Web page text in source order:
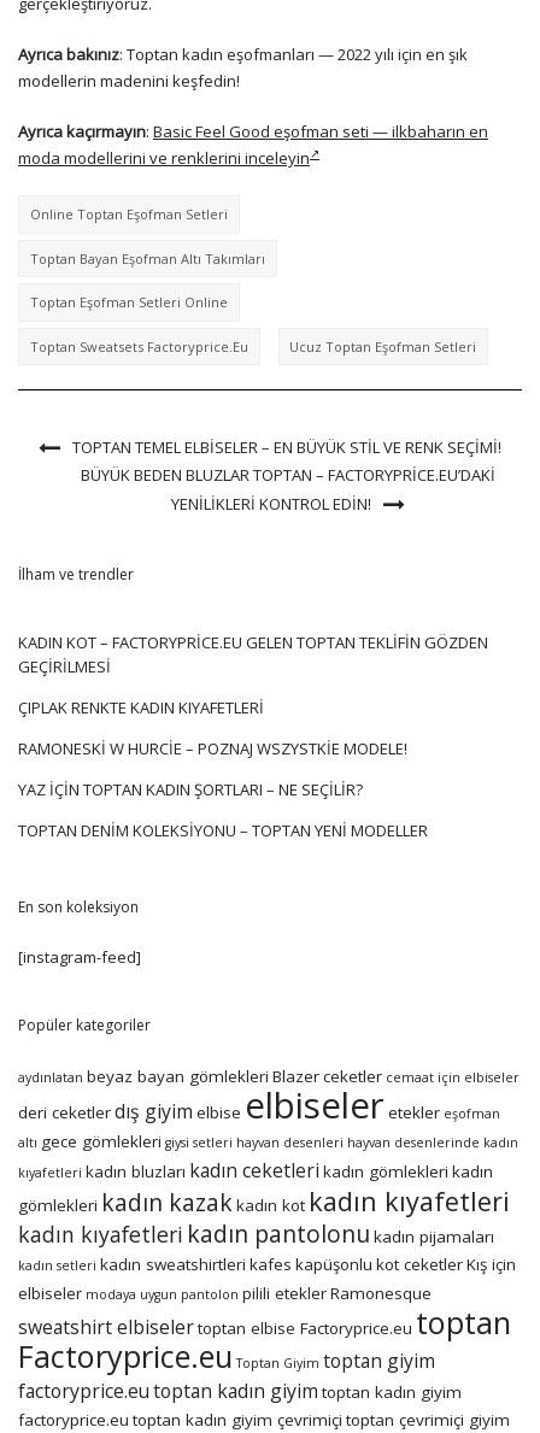
Ayrıca bakınız: Toptan kadın eşofmanları — 2022 yılı için en şık
modellerin madenini keşfedin!
Ayrıca kaçırmayın: Basic Feel Good eşofman seti — ilkbaharın en
moda modellerini ve renklerini inceleyin
Online Toptan Eşofman Setleri
Toptan Bayan Eşofman Altı Takımları
Toptan Eşofman Setleri Online
Toptan Sweatsets Factoryprice.eu Ucuz Toptan Eşofman Setleri
TOPTAN TEMEL ELBISELER – EN BÜYÜK STIL VE RENK SEÇIMI!
BÜYÜK BEDEN BLUZLAR TOPTAN – FACTORYPRICE.EU’DAKI
YENILIKLERI KONTROL EDIN!
İlham ve trendler
KADIN KOT – FACTORYPRICE.EU GELEN TOPTAN TEKLIFIN GÖZDEN
GEÇIRILMESI
ÇIPLAK RENKTE KADIN KIYAFETLERI
RAMONESKI W HURCIE – POZNAJ WSZYSTKIE MODELE!
YAZ IÇIN TOPTAN KADIN ŞORTLARI – NE SEÇILIR?
TOPTAN DENIM KOLEKSIYONU – TOPTAN YENI MODELLER
En son koleksiyon
[instagram-feed]
Popüler kategoriler
aydınlatan beyaz bayan gömlekleri Blazerceketler cemaat için elbiseler
deri ceketlerdış giyim elbise elbiseler etekler eşofman
altı gece gömlekleri giysi setleri hayvan desenleri hayvan desenlerinde kadın
kıyafetleri kadın bluzları kadın ceketleri kadın gömlekleri kadın
gömlekleri kadın kazakkadın kot kadın kıyafetleri
kadın kıyafetleri kadın pantolonu kadın pijamaları
kadın setleri kadın sweatshirtleri kafes kapüşonlu kot ceketlerKış için
elbiseler modaya uygun pantolon pilili eteklerRamonesque
sweatshirt elbiselertoptan elbise Factoryprice.eu toptan
Factoryprice.eu Toptan Giyim toptan giyim
factoryprice.eutoptan kadın giyim toptan kadın giyim
factoryprice.eu toptan kadın giyim çevrimiçi toptan çevrimiçi giyim